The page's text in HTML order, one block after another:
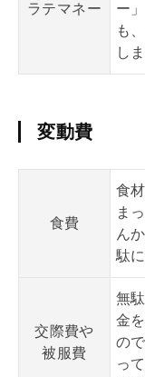
ラテマネー
ー
も
し
変動費
食費
食
ま
ん
駄
交際費や
被服費
無
金
の
っ